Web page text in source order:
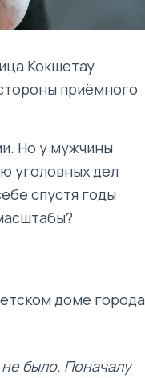
Кокшетау
приёмного
Но у мужчины
уголовных дел
спустя годы
доме города
было. Поначалу